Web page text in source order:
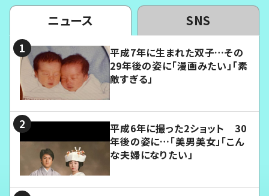
ニュース SNS
平成7年に生まれた双子…その
29年後の姿に「漫画みたい」「素
敵すぎる」
平成6年に撮った2ショット 30
年後の姿に…「美男美女」「こん
な夫婦になりたい」